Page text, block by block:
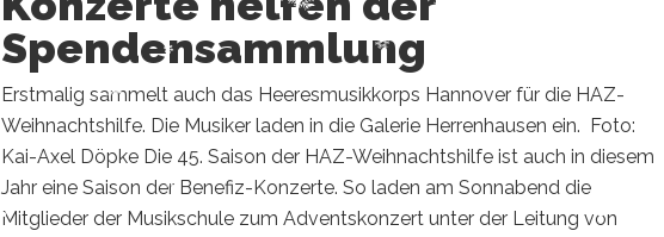
Spendensammlung
Erstmalig sammelt auch das Heeresmusikkorps Hannover für die HAZ-
Weihnachtshilfe. Die Musiker laden in die Galerie Herrenhausen ein. Foto:
Kai-Axel Döpke Die 45. Saison der HAZ-Weihnachtshilfe ist auch in diesem
Jahr eine Saison der Benefiz-Konzerte. So laden am Sonnabend die
Mitglieder der Musikschule zum Adventskonzert unter der Leitung von